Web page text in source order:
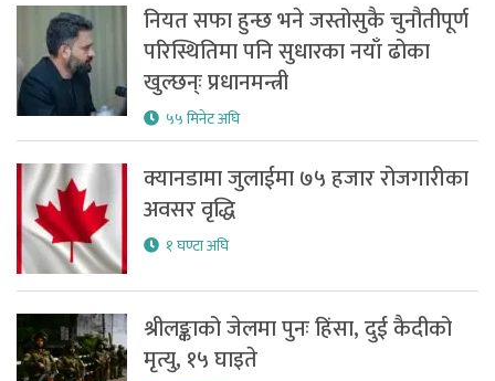
नियत सफा हुन्छ भने जस्तोसुकै चुनौतीपूर्ण
परिस्थितिमा पनि सुधारका नयाँ ढोका
खुल्छन्ः प्रधानमन्त्री
५५ मिनेट अघि
क्यानडामा जुलाईमा ७५ हजार रोजगारीका
अवसर वृद्धि
१ घण्टा अघि
श्रीलङ्काको जेलमा पुनः हिंसा, दुई कैदीको
मृत्यु, १५ घाइते